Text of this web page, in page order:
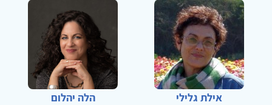
אילת גלילי הלה יהלום